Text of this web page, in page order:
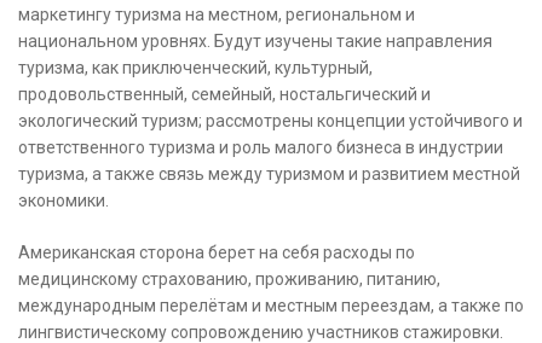
маркетингу туризма на местном, региональном и
национальном уровнях. Будут изучены такие направления
туризма, как приключенческий, культурный,
продовольственный, семейный, ностальгический и
экологический туризм; рассмотрены концепции устойчивого и
ответственного туризма и роль малого бизнеса в индустрии
туризма, а также связь между туризмом и развитием местной
экономики.
Американская сторона берет на себя расходы по
медицинскому страхованию, проживанию, питанию,
международным перелётам и местным переездам, а также по
лингвистическому сопровождению участников стажировки.